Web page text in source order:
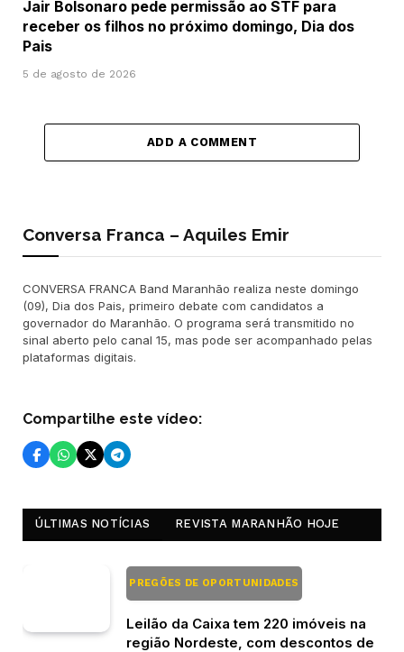
Jair Bolsonaro pede permissão ao STF para
receber os filhos no próximo domingo, Dia dos
Pais
5 de agosto de 2026
ADD A COMMENT
Conversa Franca – Aquiles Emir
CONVERSA FRANCA Band Maranhão realiza neste domingo
(09), Dia dos Pais, primeiro debate com candidatos a
governador do Maranhão. O programa será transmitido no
sinal aberto pelo canal 15, mas pode ser acompanhado pelas
plataformas digitais.
Compartilhe este vídeo:
ÚLTIMAS NOTÍCIAS REVISTA MARANHÃO HOJE
PREGÕES DE OPORTUNIDADES
Leilão da Caixa tem 220 imóveis na
região Nordeste, com descontos de